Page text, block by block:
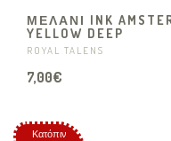
ΜΕΛΑΝΙ INK
YELLOW DEEP
ROYAL TALENS
7,00€
Κατόπιν